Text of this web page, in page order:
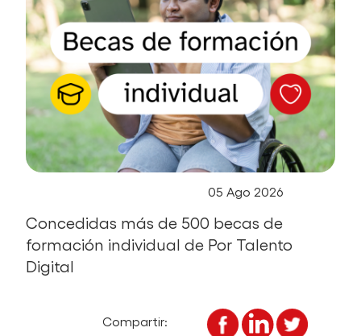
Concedidas más de 500 becas de
formación individual de Por Talento
Digital
05 Ago 2026
Compartir:
compartircompartir